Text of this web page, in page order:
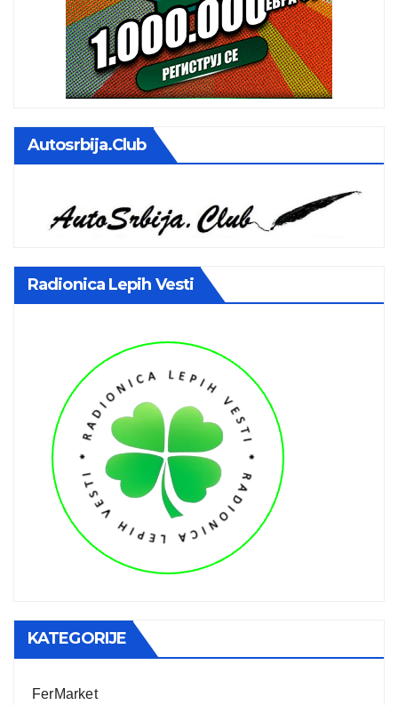
Autosrbija.club
Radionica Lepih Vesti
KATEGORIJE
FerMarket